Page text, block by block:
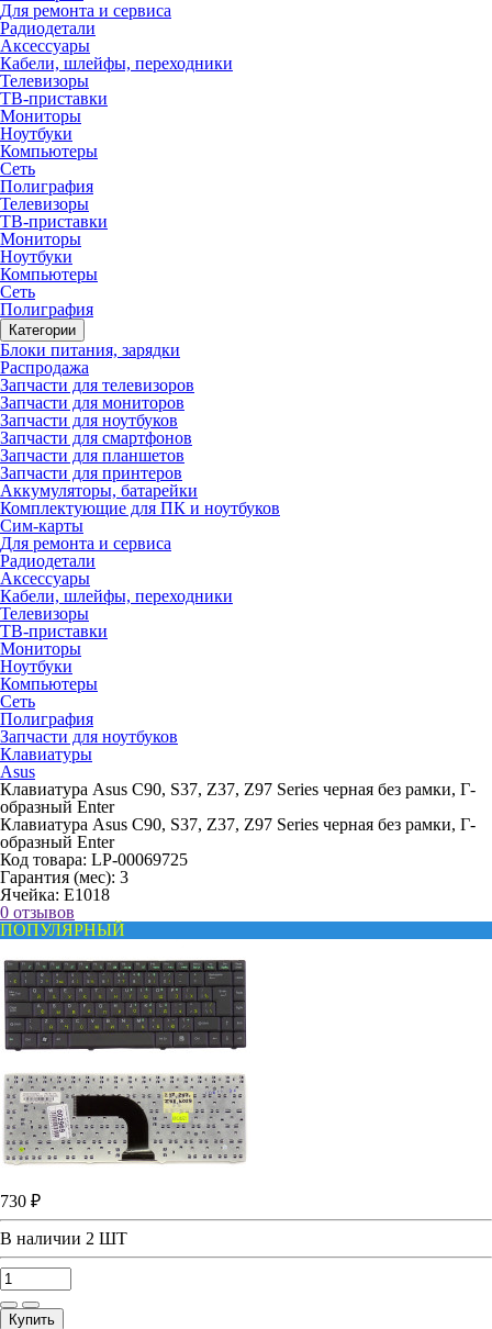
Для ремонта и сервиса
Радиодетали
Аксессуары
Кабели, шлейфы, переходники
Телевизоры
ТВ-приставки
Мониторы
Ноутбуки
Компьютеры
Сеть
Полиграфия
Телевизоры
ТВ-приставки
Мониторы
Ноутбуки
Компьютеры
Сеть
Полиграфия
Категории
Блоки питания, зарядки
Распродажа
Запчасти для телевизоров
Запчасти для мониторов
Запчасти для ноутбуков
Запчасти для смартфонов
Запчасти для планшетов
Запчасти для принтеров
Аккумуляторы, батарейки
Комплектующие для ПК и ноутбуков
Сим-карты
Для ремонта и сервиса
Радиодетали
Аксессуары
Кабели, шлейфы, переходники
Телевизоры
ТВ-приставки
Мониторы
Ноутбуки
Компьютеры
Сеть
Полиграфия
Запчасти для ноутбуков
Клавиатуры
Asus
Клавиатура Asus C90, S37, Z37, Z97 Series черная без рамки, Г-
образный Enter
Клавиатура Asus C90, S37, Z37, Z97 Series черная без рамки, Г-
образный Enter
Код товара: LP-00069725
Гарантия (мес): 3
Ячейка: E1018
0 отзывов
ПОПУЛЯРНЫЙ
730 ₽
В наличии 2 ШТ
Купить